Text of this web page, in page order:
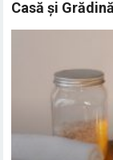
Casă și Grădină